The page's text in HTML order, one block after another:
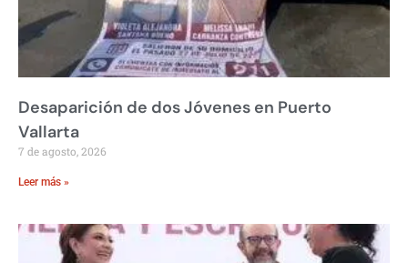
Desaparición de dos Jóvenes en Puerto
Vallarta
7 de agosto, 2026
Leer más »